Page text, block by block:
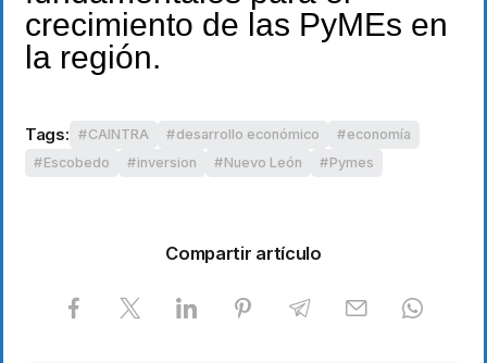
crecimiento de las PyMEs en
la región.
Tags: CAINTRA desarrollo económico
economía
Escobedo
inversion Nuevo León Pymes
Compartir artículo